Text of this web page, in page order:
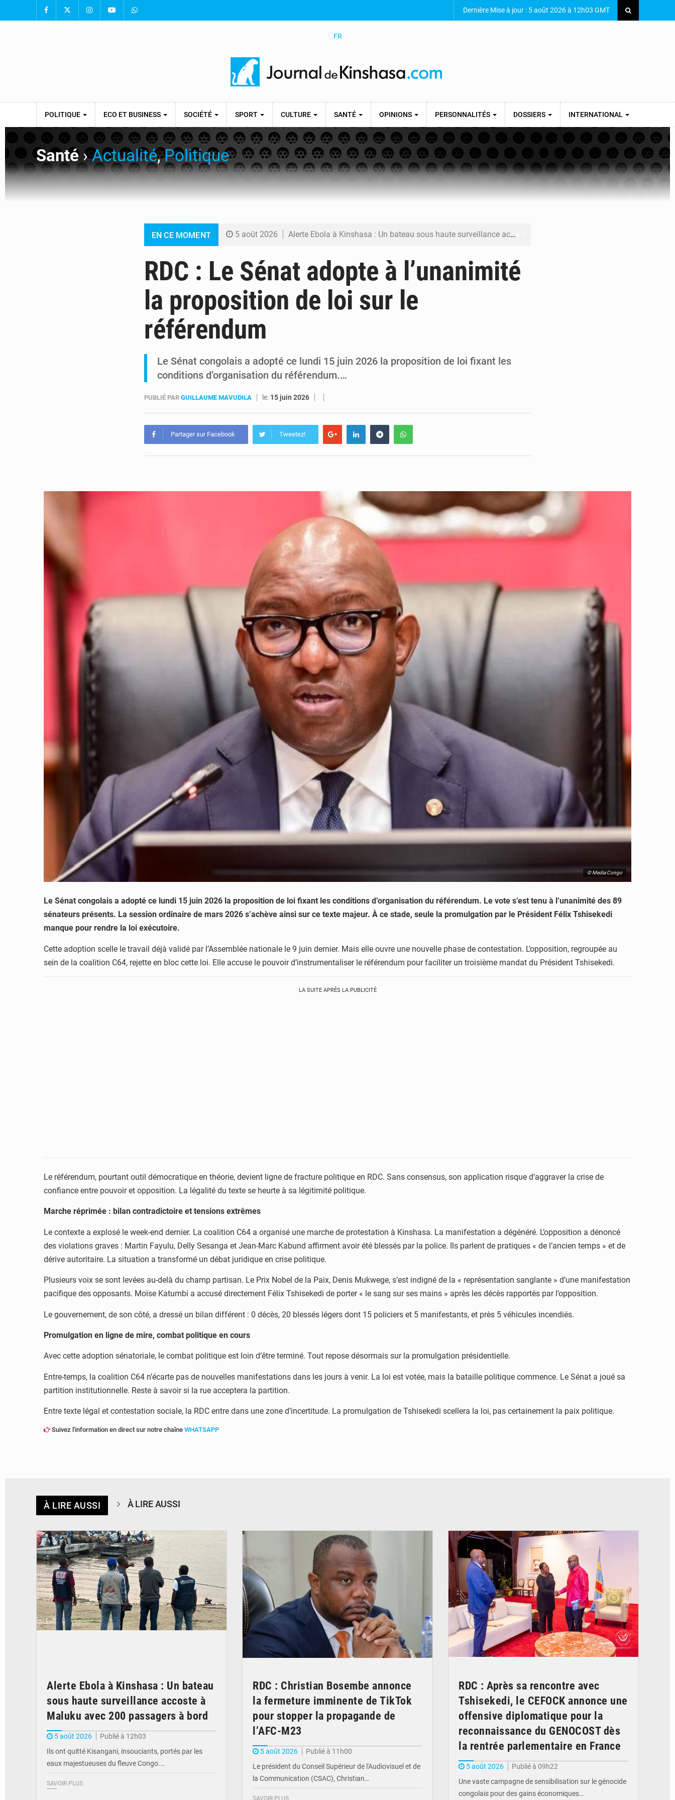
Dernière Mise à jour : 5 août 2026 à 12h03 GMT
FR
POLITIQUE ECO ET BUSINESS SOCIÉTÉ SPORT CULTURE SANTÉ OPINIONS PERSONNALITÉS DOSSIERS INTERNATIONAL
Santé›Actualité,Politique
EN CE MOMENT 5 août 2026 Alerte Ebola à Kinshasa : Un bateau sous haute surveillance accoste à Maluku avec 200 passagers à bord
5 août 2026 RDC : Après sa rencontre avec Tshisekedi, le CEFOCK annonce une offensive diplomatique pour la reconnaissance du GENOCOST dès la rentrée parlementaire en France
4 août 2026 Est de la RDC : Aimé Boji réclame un tribunal international pour juger trois décennies de crimes impunis
4 août 2026
RDC : Le Sénat adopte à l’unanimité
la proposition de loi sur le
référendum
Le Sénat congolais a adopté ce lundi 15 juin 2026 la proposition de loi fixant les
conditions d’organisation du référendum.…
PUBLIÉ PAR GUILLAUME MAVUDILA le: 15 juin 2026
Partager sur Facebook Tweetez!
© Media Congo
Le Sénat congolais a adopté ce lundi 15 juin 2026 la proposition de loi fixant les conditions d’organisation du référendum. Le vote s’est tenu à l’unanimité des 89
sénateurs présents. La session ordinaire de mars 2026 s’achève ainsi sur ce texte majeur. À ce stade, seule la promulgation par le Président Félix Tshisekedi
manque pour rendre la loi exécutoire.
Cette adoption scelle le travail déjà validé par l’Assemblée nationale le 9 juin dernier. Mais elle ouvre une nouvelle phase de contestation. L’opposition, regroupée au
sein de la coalition C64, rejette en bloc cette loi. Elle accuse le pouvoir d’instrumentaliser le référendum pour faciliter un troisième mandat du Président Tshisekedi.
LA SUITE APRÈS LA PUBLICITÉ
Le référendum, pourtant outil démocratique en théorie, devient ligne de fracture politique en RDC. Sans consensus, son application risque d’aggraver la crise de
confiance entre pouvoir et opposition. La légalité du texte se heurte à sa légitimité politique.
Marche réprimée : bilan contradictoire et tensions extrêmes
Le contexte a explosé le week-end dernier. La coalition C64 a organisé une marche de protestation à Kinshasa. La manifestation a dégénéré. L’opposition a dénoncé
des violations graves : Martin Fayulu, Delly Sesanga et Jean-Marc Kabund affirment avoir été blessés par la police. Ils parlent de pratiques « de l’ancien temps » et de
dérive autoritaire. La situation a transformé un débat juridique en crise politique.
Plusieurs voix se sont levées au-delà du champ partisan. Le Prix Nobel de la Paix, Denis Mukwege, s’est indigné de la « représentation sanglante » d’une manifestation
pacifique des opposants. Moïse Katumbi a accusé directement Félix Tshisekedi de porter « le sang sur ses mains » après les décès rapportés par l’opposition.
Le gouvernement, de son côté, a dressé un bilan différent : 0 décès, 20 blessés légers dont 15 policiers et 5 manifestants, et près 5 véhicules incendiés.
Promulgation en ligne de mire, combat politique en cours
Avec cette adoption sénatoriale, le combat politique est loin d’être terminé. Tout repose désormais sur la promulgation présidentielle.
Entre-temps, la coalition C64 n’écarte pas de nouvelles manifestations dans les jours à venir. La loi est votée, mais la bataille politique commence. Le Sénat a joué sa
partition institutionnelle. Reste à savoir si la rue acceptera la partition.
Entre texte légal et contestation sociale, la RDC entre dans une zone d’incertitude. La promulgation de Tshisekedi scellera la loi, pas certainement la paix politique.
Suivez l'information en direct sur notre chaîne WHATSAPP
À LIRE AUSSI À LIRE AUSSI
Alerte Ebola à Kinshasa : Un bateau
sous haute surveillance accoste à
Maluku avec 200 passagers à bord
5 août 2026
Publié à 12h03
Ils ont quitté Kisangani, insouciants, portés par les
eaux majestueuses du fleuve Congo.…
SAVOIR PLUS
RDC : Christian Bosembe annonce
la fermeture imminente de TikTok
pour stopper la propagande de
l’AFC-M23
5 août 2026
Publié à 11h00
Le président du Conseil Supérieur de l'Audiovisuel et de
la Communication (CSAC), Christian…
SAVOIR PLUS
RDC : Après sa rencontre avec
Tshisekedi, le CEFOCK annonce une
offensive diplomatique pour la
reconnaissance du GENOCOST dès
la rentrée parlementaire en France
5 août 2026
Publié à 09h22
Une vaste campagne de sensibilisation sur le génocide
congolais pour des gains économiques…